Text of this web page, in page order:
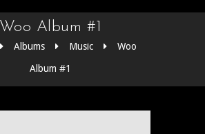
Woo Album #1
Albums Music
Woo
Album #1